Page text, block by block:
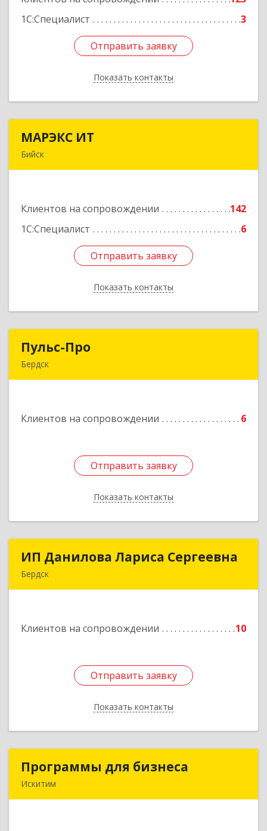
1С:Специалист
3
Отправить заявку
Показать контакты
Отправить заявку
Назад
МАРЭКС ИТ
Бийск
Клиентов на сопровождении
142
1С:Специалист
6
Отправить заявку
Показать контакты
Отправить заявку
Назад
Пульс-Про
Бердск
Клиентов на сопровождении 6
Отправить заявку
Показать контакты
Подробнее
Отправить заявку
Назад
ИП Данилова Лариса Сергеевна
Бердск
Клиентов на сопровождении 10
Отправить заявку
Показать контакты
ИП Данилова Лариса Сергеевна
Подробнее
Отправить заявку
Назад
Программы для бизнеса
Искитим
Программы для бизнеса